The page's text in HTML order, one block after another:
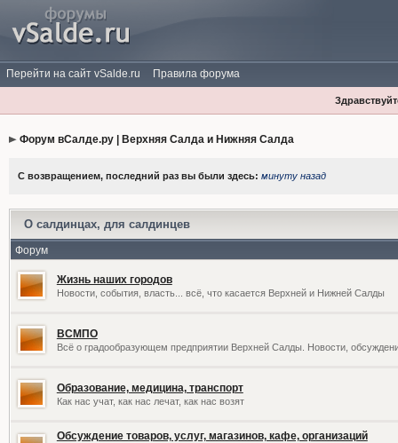
Перейти на сайт vSalde.ru Правила форума
Форум вСалде.ру | Верхняя Салда и Нижняя Салда
С возвращением, последний раз вы были здесь: минуту назад
О салдинцах, для салдинцев
Форум
Жизнь наших городов
Новости, события, власть... всё, что касается Верхней и Нижней Салды
ВСМПО
Всё о градообразующем предприятии Верхней Салды. Новости,
Образование, медицина, транспорт
Как нас учат, как нас лечат, как нас возят
Обсуждение товаров, услуг, магазинов, кафе, организаций